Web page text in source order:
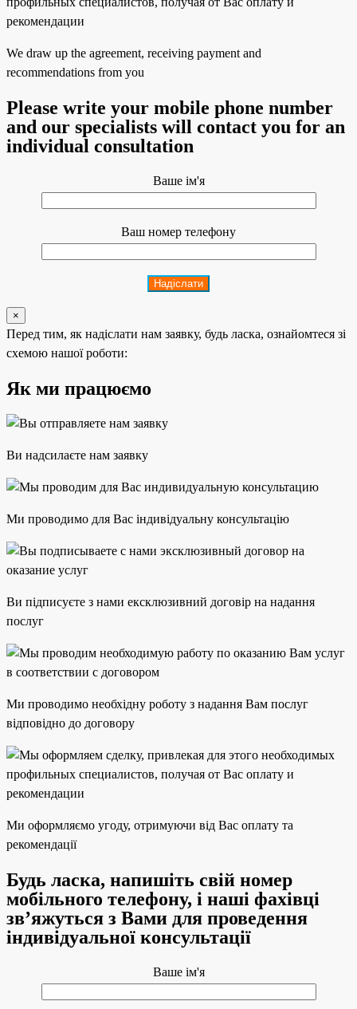
We draw up the agreement, receiving payment and
recommendations from you
Please write your mobile phone number
and our specialists will contact you for an
individual consultation
Ваше ім'я
Ваш номер телефону
×
Перед тим, як надіслати нам заявку, будь ласка, ознайомтеся зі
схемою нашої роботи:
Як ми працюємо
Ви надсилаєте нам заявку
Ми проводимо для Вас індивідуальну консультацію
Ви підписуєте з нами ексклюзивний договір на надання
послуг
Ми проводимо необхідну роботу з надання Вам послуг
відповідно до договору
Ми оформляємо угоду, отримуючи від Вас оплату та
рекомендації
Будь ласка, напишіть свій номер
мобільного телефону, і наші фахівці
зв’яжуться з Вами для проведення
індивідуальної консультації
Ваше ім'я